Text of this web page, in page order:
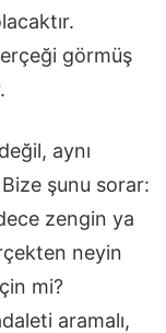
görmüş
aynı
şunu sorar:
zengin ya
neyin
mi?
aramalı,